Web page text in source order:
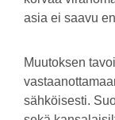
asia ei saavu
Muutoksen
sähköisesti.